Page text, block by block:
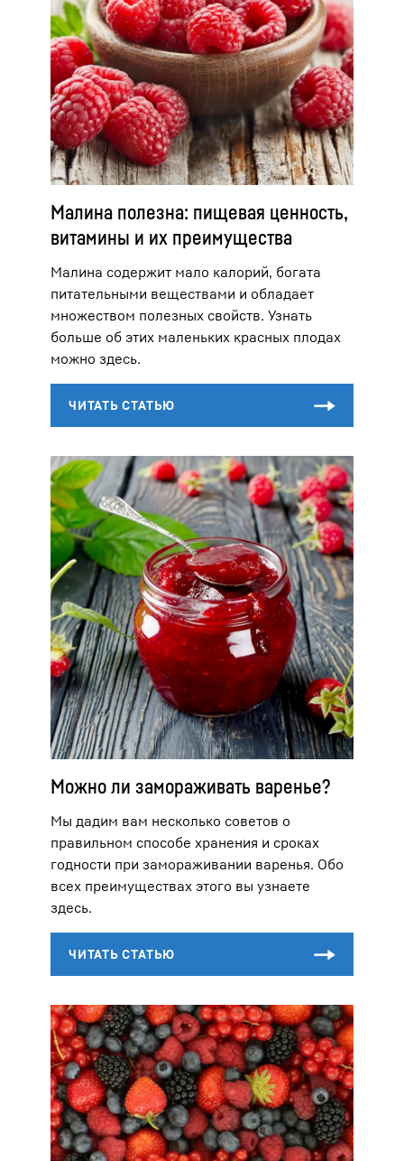
Малина полезна: пищевая ценность,
витамины и их преимущества
Малина содержит мало калорий, богата
питательными веществами и обладает
множеством полезных свойств. Узнать
больше об этих маленьких красных плодах
можно здесь.
Можно ли замораживать варенье?
Мы дадим вам несколько советов о
правильном способе хранения и сроках
годности при замораживании варенья. Обо
всех преимуществах этого вы узнаете
здесь.